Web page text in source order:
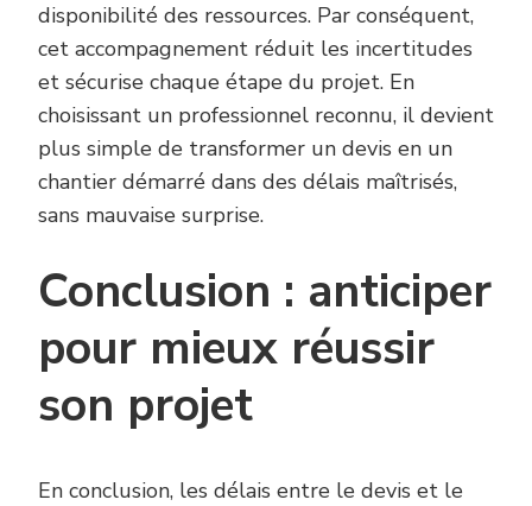
disponibilité des ressources. Par conséquent,
cet accompagnement réduit les incertitudes
et sécurise chaque étape du projet. En
choisissant un professionnel reconnu, il devient
plus simple de transformer un devis en un
chantier démarré dans des délais maîtrisés,
sans mauvaise surprise.
Conclusion : anticiper
pour mieux réussir
son projet
En conclusion, les délais entre le devis et le